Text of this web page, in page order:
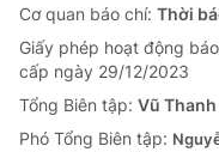
Cơ quan báo chí: Thời
Giấy phép hoạt động
cấp ngày 29/12/2023
Tổng Biên tập: Vũ
Phó Tổng Biên tập: